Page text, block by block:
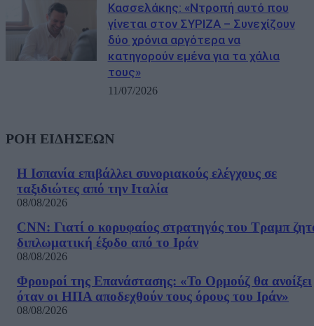
Κασσελάκης: «Ντροπή αυτό που
γίνεται στον ΣΥΡΙΖΑ – Συνεχίζουν
δύο χρόνια αργότερα να
κατηγορούν εμένα για τα χάλια
τους»
11/07/2026
ΡΟΗ ΕΙΔΗΣΕΩΝ
Η Ισπανία επιβάλλει συνοριακούς ελέγχους σε
ταξιδιώτες από την Ιταλία
08/08/2026
CNN: Γιατί ο κορυφαίος στρατηγός του Τραμπ
διπλωματική έξοδο από το Ιράν
08/08/2026
Φρουροί της Επανάστασης: «Το Ορμούζ θα ανοίξει
όταν οι ΗΠΑ αποδεχθούν τους όρους του Ιράν»
08/08/2026